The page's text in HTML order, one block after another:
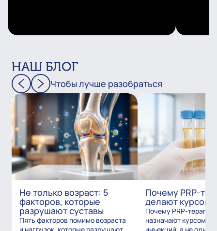
НАШ БЛОГ
Чтобы лучше разобраться
Не только возраст: 5
факторов, которые
разрушают суставы
Пять факторов помимо возраста
Почему PRP-
делают курсом?
Почему PRP-
назначают курсом из